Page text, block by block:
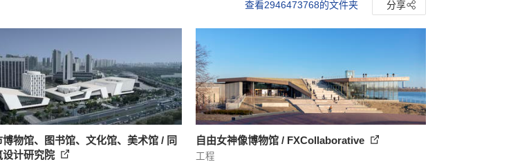
查看2946473768的文件夹 分享
物馆、图书馆、文化馆、美术馆 / 同
计研究院
自由女神像博物馆 / FXCollaborative
工程